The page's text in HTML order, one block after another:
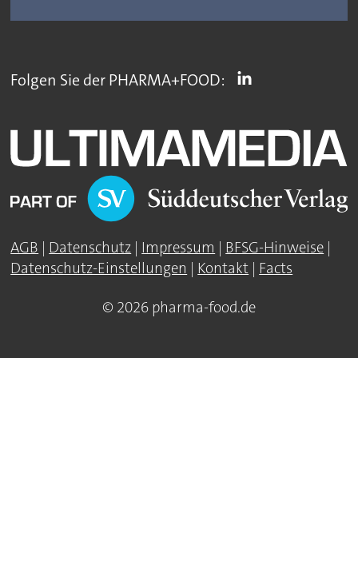
Folgen Sie der PHARMA+FOOD:
AGB | Datenschutz | Impressum | BFSG-Hinweise |
Datenschutz-Einstellungen | Kontakt | Facts
© 2026 pharma-food.de